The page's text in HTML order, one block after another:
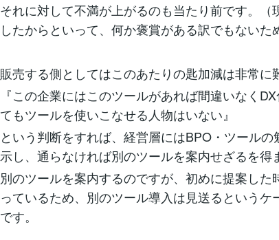
それに対して不満が上がるのも当たり前です。（
したからといって、何か褒賞がある訳でもないた
販売する側としてはこのあたりの匙加減は非常に
『この企業にはこのツールがあれば間違いなく
てもツールを使いこなせる人物はいない』
という判断をすれば、経営層にはBPO・ツール
示し、通らなければ別のツールを案内せざるを得
別のツールを案内するのですが、初めに提案し
っているため、別のツール導入は見送るという
です。